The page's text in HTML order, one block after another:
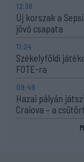
12:36
Új korszak a
jövő csapata
11:24
Székelyföldi
FOTE-ra
09:49
Hazai pályán
Craiova – a